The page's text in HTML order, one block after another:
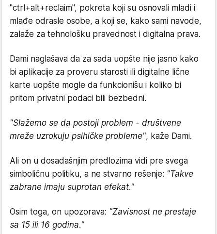
"ctrl+alt+reclaim", pokreta koji su osnovali mladi i
mlađe odrasle osobe, a koji se, kako sami navode,
zalaže za tehnološku pravednost i digitalna prava.
Dami naglašava da za sada uopšte nije jasno kako
bi aplikacije za proveru starosti ili digitalne lične
karte uopšte mogle da funkcionišu i koliko bi
pritom privatni podaci bili bezbedni.
"Slažemo se da postoji problem - društvene
mreže uzrokuju psihičke probleme", kaže Dami.
Ali on u dosadašnjim predlozima vidi pre svega
simboličnu politiku, a ne stvarno rešenje: "Takve
zabrane imaju suprotan efekat."
Osim toga, on upozorava: "Zavisnost ne prestaje
sa 15 ili 16 godina."